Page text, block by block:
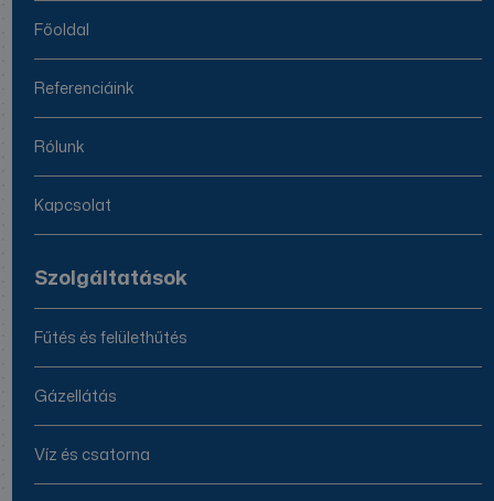
Főoldal
Referenciáink
Rólunk
Kapcsolat
Szolgáltatások
Fűtés és felülethűtés
Gázellátás
Víz és csatorna